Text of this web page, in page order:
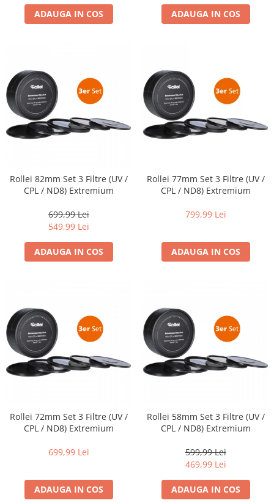
Carduri memorie
Telecomenzi
LCD protectie
Recordere audio digitale
Acumulatori si baterii
Acumulatori AA/AAA (R6/R3)) si
incarcatoare
Incarcatoare acumulatori Foto-
Huse protectie acumulatori foto
Tablete grafice
Alimentatoare 220V
Cabluri
Carcase de tip Cage, pentru
integrare in sisteme video
complexe
Microfoane / Reportofoane
Transmitator de fisiere fara fir
Vizor
ADAUGA IN COS ADAUGA IN COS
Rollei 82mm Set 3 Filtre (UV /
CPL / ND8) Extremium
699,99 Lei
549,99 Lei
ADAUGA IN COS
Rollei 77mm Set 3 Filtre (UV /
CPL / ND8) Extremium
799,99 Lei
ADAUGA IN COS
Rollei 72mm Set 3 Filtre (UV /
CPL / ND8) Extremium
699,99 Lei
ADAUGA IN COS
Rollei 58mm Set 3 Filtre (UV /
CPL / ND8) Extremium
599,99 Lei
469,99 Lei
ADAUGA IN COS